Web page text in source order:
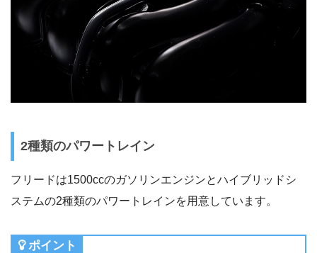
2種類のパワートレイン
フリードは1500ccのガソリンエンジンとハイブリッドシ
ステムの2種類のパワートレインを用意しています。
ポイント